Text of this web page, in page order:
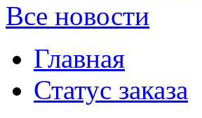
Все новости
Главная
Статус заказа